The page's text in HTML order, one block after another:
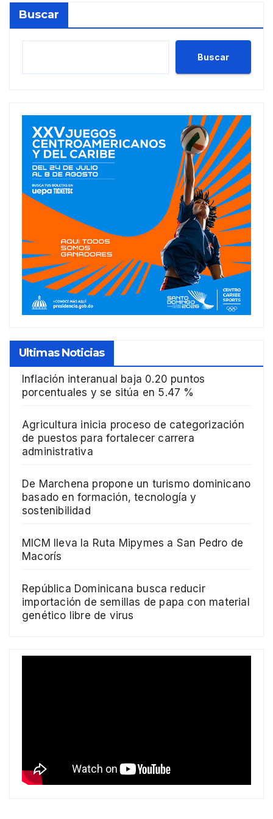
Buscar
Buscar
Ultimas Noticias
Inflación interanual baja 0.20 puntos
porcentuales y se sitúa en 5.47 %
Agricultura inicia proceso de categorización
de puestos para fortalecer carrera
administrativa
De Marchena propone un turismo dominicano
basado en formación, tecnología y
sostenibilidad
MICM lleva la Ruta Mipymes a San Pedro de
Macorís
República Dominicana busca reducir
importación de semillas de papa con material
genético libre de virus